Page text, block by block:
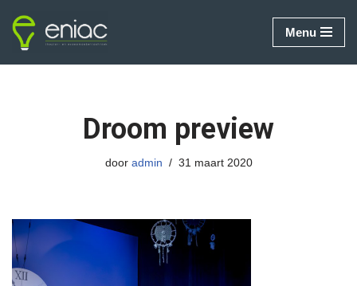
Ga
naar
Menu
Droom preview
door admin 31 maart 2020